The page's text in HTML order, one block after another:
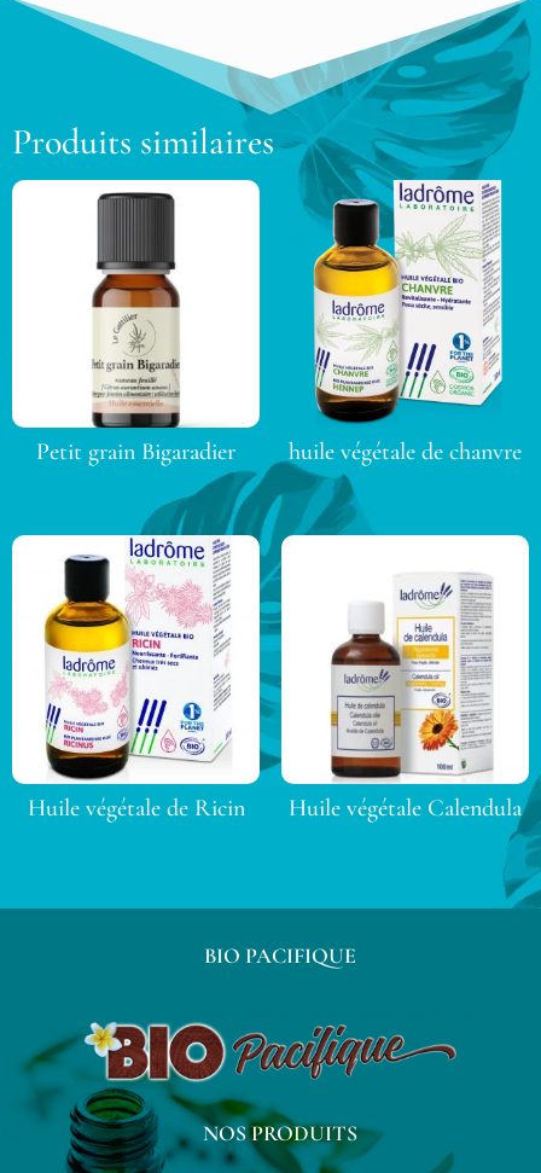
Produits similaires
Petit grain Bigaradier huile végétale de chanvre
Huile végétale de Ricin Huile végétale Calendula
BIO PACIFIQUE
NOS PRODUITS